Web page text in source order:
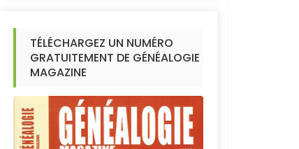
TÉLÉCHARGEZ UN NUMÉRO
GRATUITEMENT DE GÉNÉALOGIE
MAGAZINE